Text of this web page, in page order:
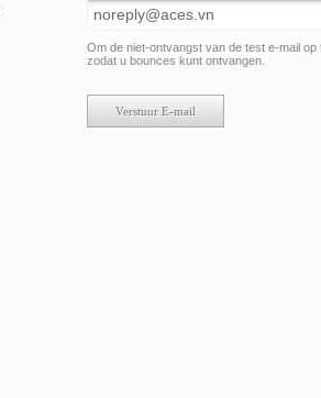
Om de niet-ontvangst van de test e-mail
zodat u bounces kunt ontvangen.